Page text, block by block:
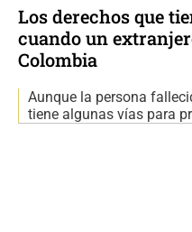
Los derechos que
cuando un
Colombia
Aunque la persona
tiene algunas vías para